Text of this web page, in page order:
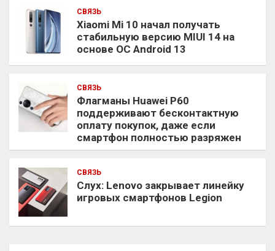
СВЯЗЬ
Xiaomi Mi 10 начал получать
стабильную версию MIUI 14 на
основе ОС Android 13
СВЯЗЬ
Флагманы Huawei P60
поддерживают бесконтактную
оплату покупок, даже если
смартфон полностью разряжен
СВЯЗЬ
Слух: Lenovo закрывает линейку
игровых смартфонов Legion